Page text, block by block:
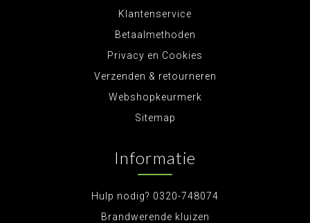
Klantenservice
Betaalmethoden
Privacy en Cookies
Verzenden & retourneren
Webshopkeurmerk
Sitemap
Informatie
Hulp nodig? 0320-748074
Brandwerende kluizen